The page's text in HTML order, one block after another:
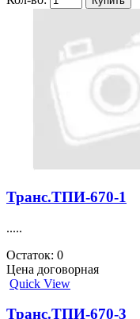
Транс.ТПИ-670-1
.....
Остаток: 0
Цена договорная
Quick View
Транс.ТПИ-670-3